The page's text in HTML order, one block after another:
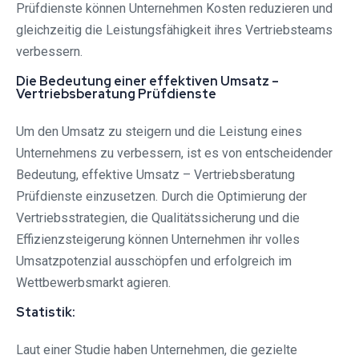
Prüfdienste können Unternehmen Kosten reduzieren und
gleichzeitig die Leistungsfähigkeit ihres Vertriebsteams
verbessern.
Die Bedeutung einer effektiven Umsatz –
Vertriebsberatung Prüfdienste
Um den Umsatz zu steigern und die Leistung eines
Unternehmens zu verbessern, ist es von entscheidender
Bedeutung, effektive Umsatz – Vertriebsberatung
Prüfdienste einzusetzen. Durch die Optimierung der
Vertriebsstrategien, die Qualitätssicherung und die
Effizienzsteigerung können Unternehmen ihr volles
Umsatzpotenzial ausschöpfen und erfolgreich im
Wettbewerbsmarkt agieren.
Statistik:
Laut einer Studie haben Unternehmen, die gezielte